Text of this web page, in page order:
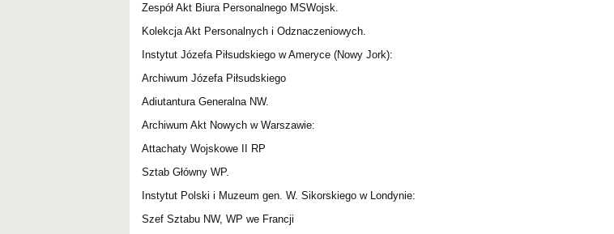
Zespół Akt Biura Personalnego MSWojsk.
Kolekcja Akt Personalnych i Odznaczeniowych.
Instytut Józefa Piłsudskiego w Ameryce (Nowy Jork):
Archiwum Józefa Piłsudskiego
Adiutantura Generalna NW.
Archiwum Akt Nowych w Warszawie:
Attachaty Wojskowe II RP
Sztab Główny WP.
Instytut Polski i Muzeum gen. W. Sikorskiego w Londynie:
Szef Sztabu NW, WP we Francji